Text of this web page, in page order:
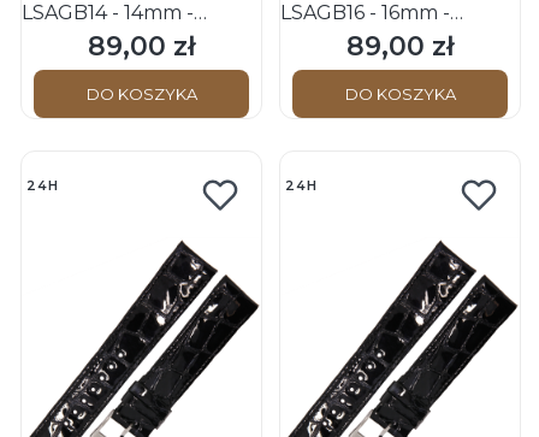
LSAGB14 - 14mm -
CZARNY - Skórzany
pasek do zegarka
Cena
89,00 zł
DO KOSZYKA
LSAGB16 - 16mm -
CZARNY - Skórzany
pasek do zegarka
Cena
89,00 zł
DO KOSZYKA
24H 24H